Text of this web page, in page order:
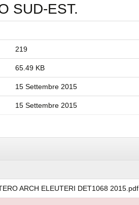
SUD-EST.
219
65.49 KB
15 Settembre 2015
15 Settembre 2015
ARCH ELEUTERI DET1068 2015.pdf